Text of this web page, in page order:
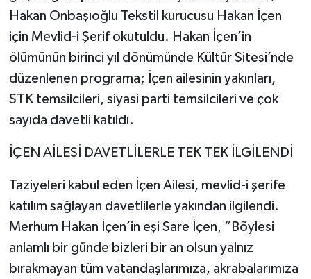
Hakan Onbaşıoğlu Tekstil kurucusu Hakan İçen
için Mevlid-i Şerif okutuldu. Hakan İçen’in
ölümünün birinci yıl dönümünde Kültür Sitesi’nde
düzenlenen programa; İçen ailesinin yakınları,
STK temsilcileri, siyasi parti temsilcileri ve çok
sayıda davetli katıldı.
İÇEN AİLESİ DAVETLİLERLE TEK TEK İLGİLENDİ
Taziyeleri kabul eden İçen Ailesi, mevlid-i şerife
katılım sağlayan davetlilerle yakından ilgilendi.
Merhum Hakan İçen’in eşi Sare İçen, “Böylesi
anlamlı bir günde bizleri bir an olsun yalnız
bırakmayan tüm vatandaşlarımıza, akrabalarımıza